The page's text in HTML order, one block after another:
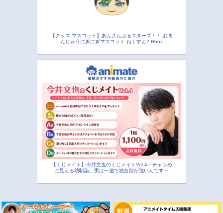
【グッズ-マスコット】あんさんぶるスターズ！！ おま
んじゅうにぎにぎマスコット ねくすと2 Hbox
【くじメイト】今井文也のくじメイトVol.4～チャラめ
に見える幼馴染、実は一途で独占欲が強いんです～